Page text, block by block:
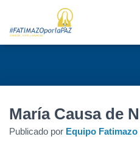
María Causa de
Publicado por Equipo Fatimazo